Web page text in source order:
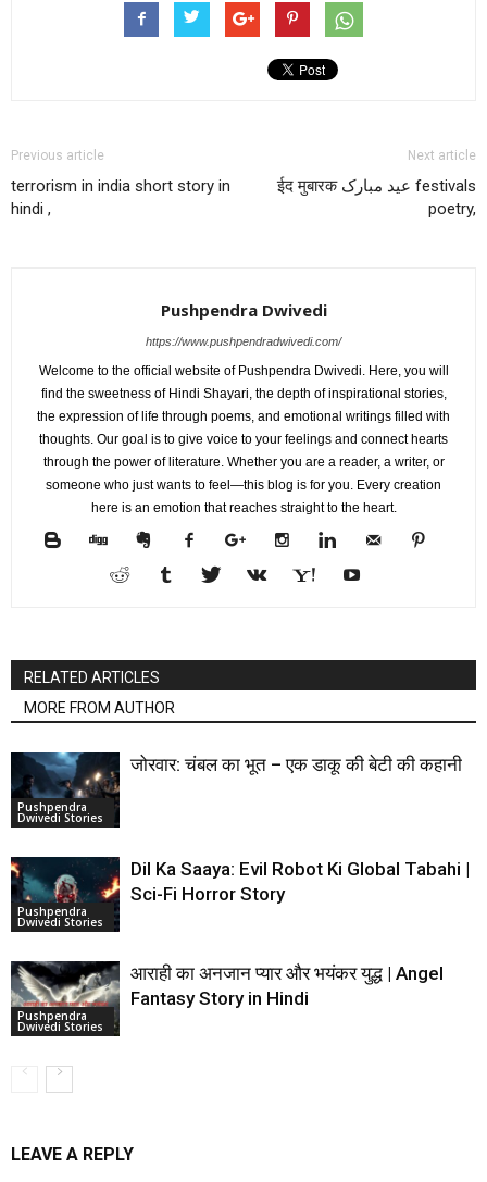
Previous article
terrorism in india short story in
hindi ,
Next article
ईद मुबारक عید مبارک festivals
poetry,
Pushpendra Dwivedi
https://www.pushpendradwivedi.com/
Welcome to the official website of Pushpendra Dwivedi. Here, you will
find the sweetness of Hindi Shayari, the depth of inspirational stories,
the expression of life through poems, and emotional writings filled with
thoughts. Our goal is to give voice to your feelings and connect hearts
through the power of literature. Whether you are a reader, a writer, or
someone who just wants to feel—this blog is for you. Every creation
here is an emotion that reaches straight to the heart.
RELATED ARTICLES
MORE FROM AUTHOR
Pushpendra
Dwivedi Stories
जोरवार: चंबल का भूत – एक डाकू की बेटी की कहानी
Pushpendra
Dwivedi Stories
Dil Ka Saaya: Evil Robot Ki Global Tabahi |
Sci-Fi Horror Story
Pushpendra
Dwivedi Stories
आराही का अनजान प्यार और भयंकर युद्ध | Angel
Fantasy Story in Hindi
LEAVE A REPLY